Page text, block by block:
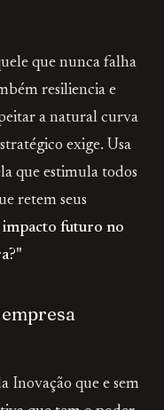
que nunca falha
resiliencia e
a natural curva
exige. Usa
que estimula todos
retem seus
impacto futuro no
Inovação que e sem